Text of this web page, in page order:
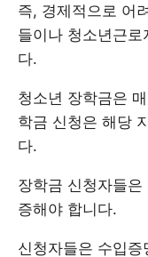
즉, 경제적으로 어
들이나 청소년근
다.
청소년 장학금은
학금 신청은 해당
다.
장학금 신청자들
증해야 합니다.
신청자들은 수입